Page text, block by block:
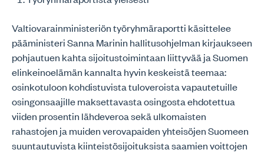
Valtiovarainministeriön työryhmäraportti käsittelee
pääministeri Sanna Marinin hallitusohjelman kirjaukseen
pohjautuen kahta sijoitustoimintaan liittyvää ja Suomen
elinkeinoelämän kannalta hyvin keskeistä teemaa:
osinkotuloon kohdistuvista tuloveroista vapautetuille
osingonsaajille maksettavasta osingosta ehdotettua
viiden prosentin lähdeveroa sekä ulkomaisten
rahastojen ja muiden verovapaiden yhteisöjen Suomeen
suuntautuvista kiinteistösijoituksista saamien voittojen